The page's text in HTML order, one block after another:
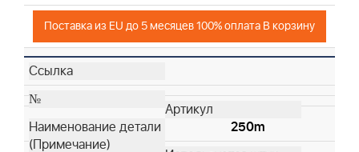
Поставка из EU до 5 месяцев 100% оплата В корзину
250m